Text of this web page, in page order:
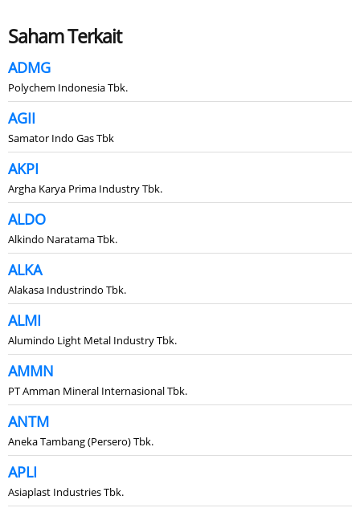
Saham Terkait
ADMG
Polychem Indonesia Tbk.
AGII
Samator Indo Gas Tbk
AKPI
Argha Karya Prima Industry Tbk.
ALDO
Alkindo Naratama Tbk.
ALKA
Alakasa Industrindo Tbk.
ALMI
Alumindo Light Metal Industry Tbk.
AMMN
PT Amman Mineral Internasional Tbk.
ANTM
Aneka Tambang (Persero) Tbk.
APLI
Asiaplast Industries Tbk.